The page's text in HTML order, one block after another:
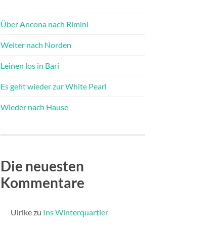
Über Ancona nach Rimini
Weiter nach Norden
Leinen los in Bari
Es geht wieder zur White Pearl
Wieder nach Hause
Die neuesten
Kommentare
Ulrikezu Ins Winterquartier